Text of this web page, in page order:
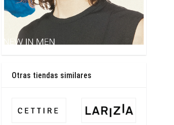
Otras tiendas similares